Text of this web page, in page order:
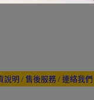
明 / 售後服務 / 連絡我們